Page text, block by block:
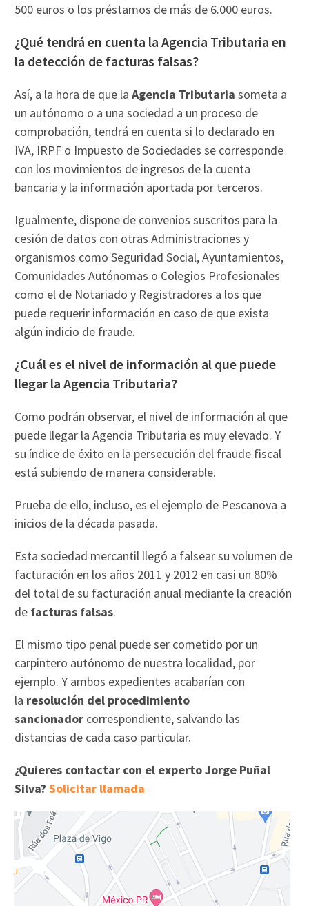
500 euros o los préstamos de más de 6.000 euros.
¿Qué tendrá en cuenta la Agencia Tributaria en
la detección de facturas falsas?
Así, a la hora de que laAgencia Tributaria someta a
un autónomo o a una sociedad a un proceso de
comprobación, tendrá en cuenta si lo declarado en
IVA, IRPF o Impuesto de Sociedades se corresponde
con los movimientos de ingresos de la cuenta
bancaria y la información aportada por terceros.
Igualmente, dispone de convenios suscritos para la
cesión de datos con otras Administraciones y
organismos como Seguridad Social, Ayuntamientos,
Comunidades Autónomas o Colegios Profesionales
como el de Notariado y Registradores a los que
puede requerir información en caso de que exista
algún indicio de fraude.
¿Cuál es el nivel de información al que puede
llegar la Agencia Tributaria?
Como podrán observar, el nivel de información al que
puede llegar la Agencia Tributaria es muy elevado. Y
su índice de éxito en la persecución del fraude fiscal
está subiendo de manera considerable.
Prueba de ello, incluso, es el ejemplo de Pescanova a
inicios de la década pasada.
Esta sociedad mercantil llegó a falsear su volumen de
facturación en los años 2011 y 2012 en casi un 80%
del total de su facturación anual mediante la creación
de facturas falsas.
El mismo tipo penal puede ser cometido por un
carpintero autónomo de nuestra localidad, por
ejemplo. Y ambos expedientes acabarían con
la resolución del procedimiento
sancionador correspondiente, salvando las
distancias de cada caso particular.
¿Quieres contactar con el experto Jorge Puñal
Silva?Solicitar llamada